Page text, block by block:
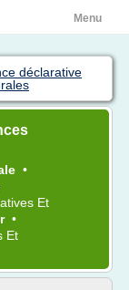
Menu
déclarative
•
Et
•
Et